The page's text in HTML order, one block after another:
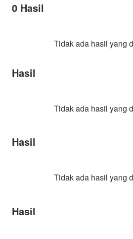
0 Hasil
Tidak ada hasil yang
Hasil
Tidak ada hasil yang
Hasil
Tidak ada hasil yang
Hasil